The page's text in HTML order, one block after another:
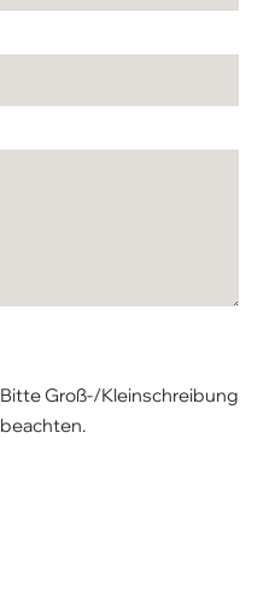
Bitte Groß-/Kleinschreibung
beachten.